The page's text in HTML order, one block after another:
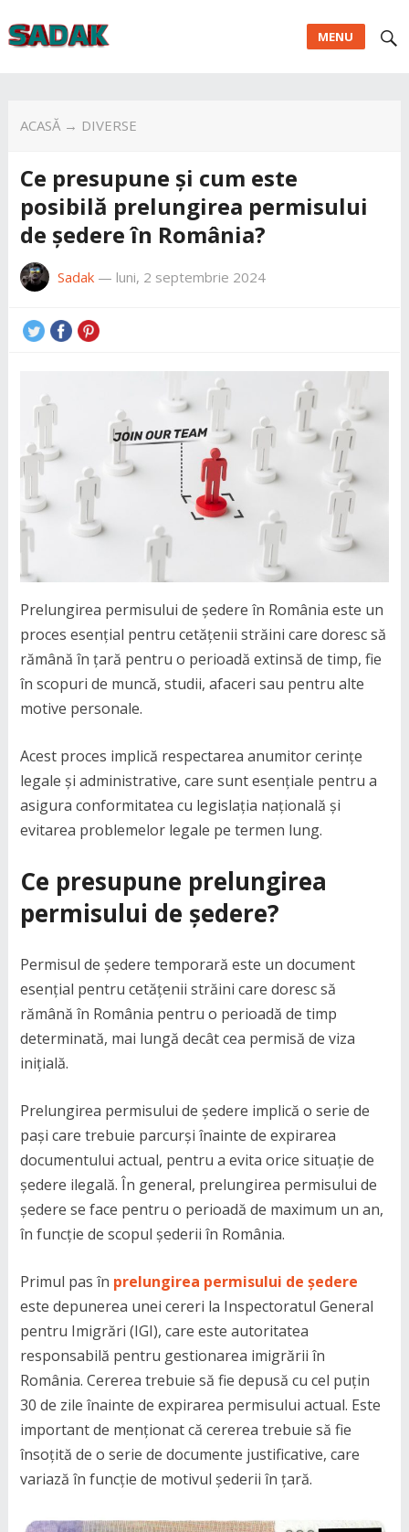
MENU
ACASĂ→ DIVERSE
Ce presupune și cum este
posibilă prelungirea permisului
de ședere în România?
Sadak— luni, 2 septembrie 2024
Prelungirea permisului de ședere în România este un
proces esențial pentru cetățenii străini care doresc să
rămână în țară pentru o perioadă extinsă de timp, fie
în scopuri de muncă, studii, afaceri sau pentru alte
motive personale.
Acest proces implică respectarea anumitor cerințe
legale și administrative, care sunt esențiale pentru a
asigura conformitatea cu legislația națională și
evitarea problemelor legale pe termen lung.
Ce presupune prelungirea
permisului de ședere?
Permisul de ședere temporară este un document
esențial pentru cetățenii străini care doresc să
rămână în România pentru o perioadă de timp
determinată, mai lungă decât cea permisă de viza
inițială.
Prelungirea permisului de ședere implică o serie de
pași care trebuie parcurși înainte de expirarea
documentului actual, pentru a evita orice situație de
ședere ilegală. În general, prelungirea permisului de
ședere se face pentru o perioadă de maximum un an,
în funcție de scopul șederii în România.
Primul pas în prelungirea permisului de ședere
este depunerea unei cereri la Inspectoratul General
pentru Imigrări (IGI), care este autoritatea
responsabilă pentru gestionarea imigrării în
România. Cererea trebuie să fie depusă cu cel puțin
30 de zile înainte de expirarea permisului actual. Este
important de menționat că cererea trebuie să fie
însoțită de o serie de documente justificative, care
variază în funcție de motivul șederii în țară.